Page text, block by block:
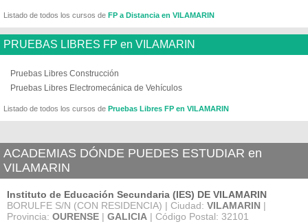
Listado de todos los cursos de FP a Distancia en VILAMARIN
PRUEBAS LIBRES FP en VILAMARIN
Pruebas Libres Construcción
Pruebas Libres Electromecánica de Vehículos
Listado de todos los cursos de Pruebas Libres FP en VILAMARIN
ACADEMIAS DÓNDE PUEDES ESTUDIAR en
VILAMARIN
Instituto de Educación Secundaria (IES) DE VILAMARIN
BORULFE S/N (CON RESIDENCIA) | Ciudad: VILAMARIN |
Provincia: OURENSE | GALICIA | Código Postal: 32101